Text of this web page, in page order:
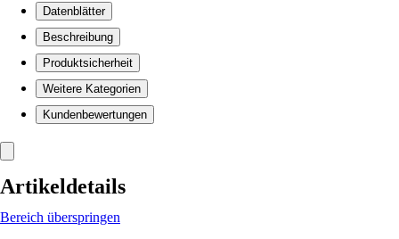
Datenblätter
Beschreibung
Produktsicherheit
Weitere Kategorien
Kundenbewertungen
Artikeldetails
Bereich überspringen